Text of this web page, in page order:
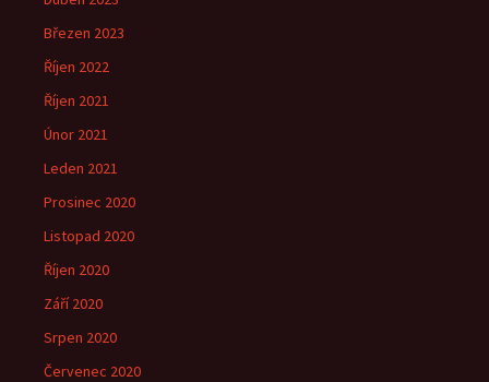
Březen 2023
Říjen 2022
Říjen 2021
Únor 2021
Leden 2021
Prosinec 2020
Listopad 2020
Říjen 2020
Září 2020
Srpen 2020
Červenec 2020